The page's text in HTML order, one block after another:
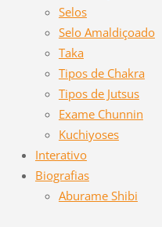
Selos
Selo Amaldiçoado
Taka
Tipos de Chakra
Tipos de Jutsus
Exame Chunnin
Kuchiyoses
Interativo
Biografias
Aburame Shibi